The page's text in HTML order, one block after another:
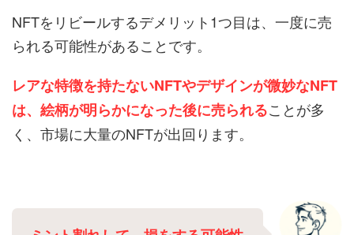
NFTをリビールするデメリット1つ目は、一度に売
られる可能性があることです。
レアな特徴を持たないNFTやデザインが微妙なNFT
は、絵柄が明らかになった後に売られることが多
く、市場に大量のNFTが出回ります。